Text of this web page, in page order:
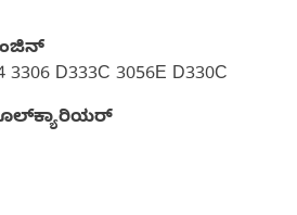
3306 D333C 3056E D330C